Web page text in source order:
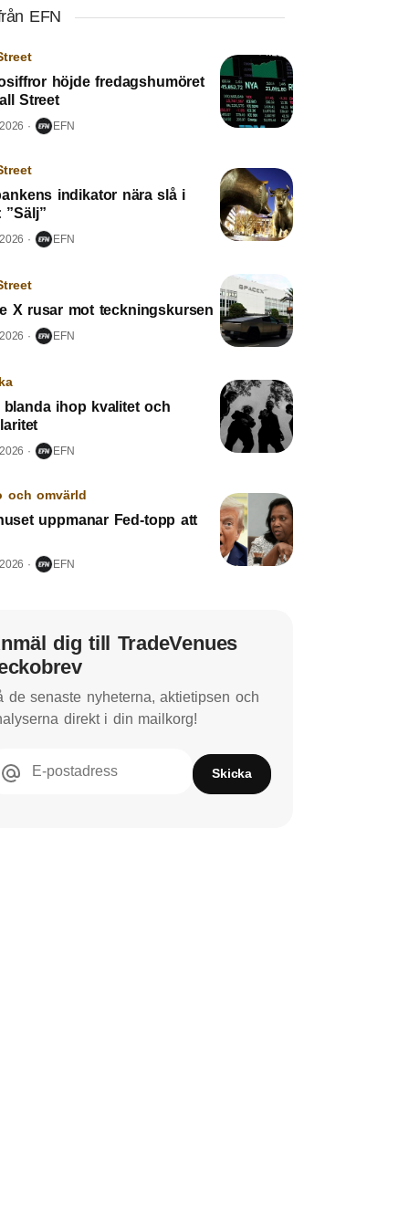
EFN
höjde fredagshumöret
Street
EFN
indikator nära slå i
”Sälj”
EFN
X rusar mot teckningskursen
EFN
blanda ihop kvalitet och
EFN
och omvärld
uppmanar Fed-topp att
EFN
dig till TradeVenues
de senaste nyheterna, aktietipsen och
direkt i din mailkorg!
E-postadress Skicka